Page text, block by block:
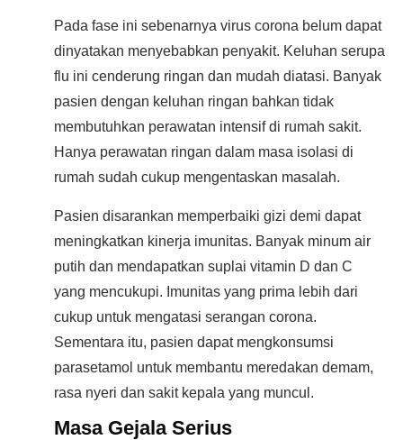
Pada fase ini sebenarnya virus corona belum dapat
dinyatakan menyebabkan penyakit. Keluhan serupa
flu ini cenderung ringan dan mudah diatasi. Banyak
pasien dengan keluhan ringan bahkan tidak
membutuhkan perawatan intensif di rumah sakit.
Hanya perawatan ringan dalam masa isolasi di
rumah sudah cukup mengentaskan masalah.
Pasien disarankan memperbaiki gizi demi dapat
meningkatkan kinerja imunitas. Banyak minum air
putih dan mendapatkan suplai vitamin D dan C
yang mencukupi. Imunitas yang prima lebih dari
cukup untuk mengatasi serangan corona.
Sementara itu, pasien dapat mengkonsumsi
parasetamol untuk membantu meredakan demam,
rasa nyeri dan sakit kepala yang muncul.
Masa Gejala Serius